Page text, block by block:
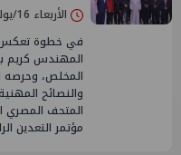
الأربعاء 16/يوليو/2025 - 01:26 م
في خطوة تعكس
المهندس كريم
المخلص، وحرصه
والنصائح
المتحف المصري
مؤتمر التعدين